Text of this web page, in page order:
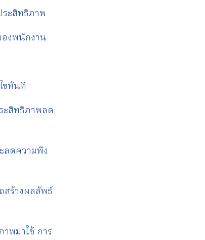
ะสิทธิภาพ
องพนักงาน
ขทันที
ะสิทธิภาพลด
ลดความพึง
สร้างผลลัพธ์
พมาใช้ การ